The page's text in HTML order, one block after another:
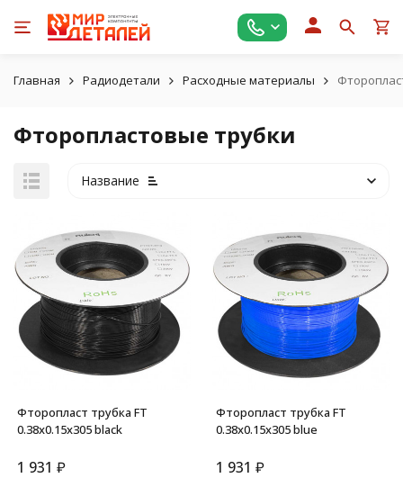
Главная Радиодетали Расходные материалы
Фторопластовые трубки
Название
Фторопласт трубка FT
0.38x0.15x305 black
1 931 ₽
Фторопласт трубка FT
0.38x0.15x305 blue
1 931 ₽